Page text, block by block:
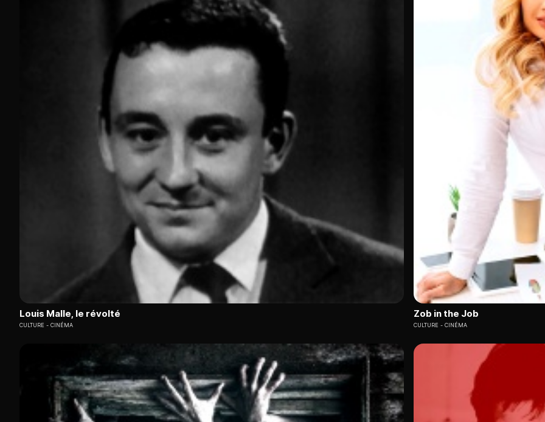
Louis Malle, le révolté
CULTURE CINÉMA
Zob in the Job
CULTURE CINÉMA